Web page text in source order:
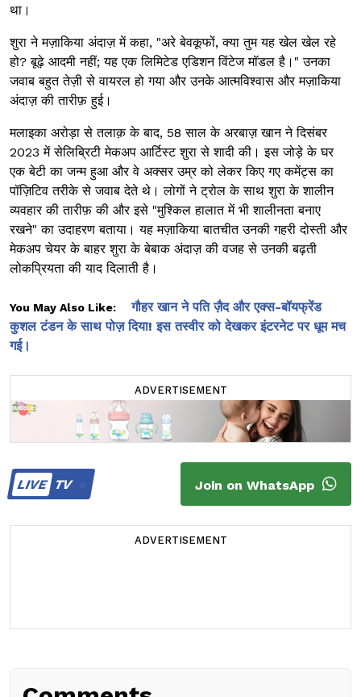
था।
शुरा ने मज़ाकिया अंदाज़ में कहा, "अरे बेवकूफों, क्या तुम यह खेल खेल रहे
हो? बूढ़े आदमी नहीं; यह एक लिमिटेड एडिशन विंटेज मॉडल है।" उनका
जवाब बहुत तेज़ी से वायरल हो गया और उनके आत्मविश्वास और मज़ाकिया
अंदाज़ की तारीफ़ हुई।
मलाइका अरोड़ा से तलाक़ के बाद, 58 साल के अरबाज़ खान ने दिसंबर
2023 में सेलिब्रिटी मेकअप आर्टिस्ट शुरा से शादी की। इस जोड़े के घर
एक बेटी का जन्म हुआ और वे अक्सर उम्र को लेकर किए गए कमेंट्स का
पॉज़िटिव तरीके से जवाब देते थे। लोगों ने ट्रोल के साथ शुरा के शालीन
व्यवहार की तारीफ़ की और इसे "मुश्किल हालात में भी शालीनता बनाए
रखने" का उदाहरण बताया। यह मज़ाकिया बातचीत उनकी गहरी दोस्ती और
मेकअप चेयर के बाहर शुरा के बेबाक अंदाज़ की वजह से उनकी बढ़ती
लोकप्रियता की याद दिलाती है।
You May Also Like:
गौहर खान ने पति ज़ैद और एक्स-बॉयफ्रेंड
कुशल टंडन के साथ पोज़ दिया! इस तस्वीर को देखकर इंटरनेट पर धूम मच
गई।
ADVERTISEMENT
LIVETV Join on WhatsApp
ADVERTISEMENT